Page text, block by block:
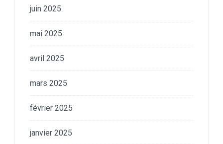
juin 2025
mai 2025
avril 2025
mars 2025
février 2025
janvier 2025